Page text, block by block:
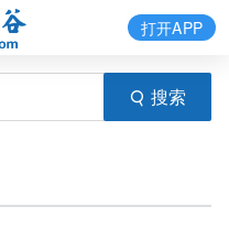
搜索
打开APP